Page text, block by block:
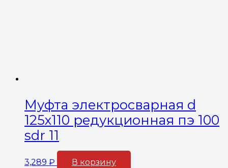
Муфта электросварная d
125х110 редукционная пэ 100
sdr 11
3,289 ₽ В корзину